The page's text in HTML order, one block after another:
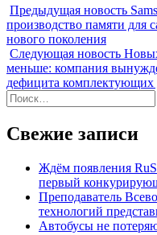
Предыдущая новость
производство памяти для
нового поколения
Следующая новость
меньше: компания
дефицита комплектующих
Найти:
Свежие записи
Ждём появления
первый
Преподаватель
технологий
Автобусы не